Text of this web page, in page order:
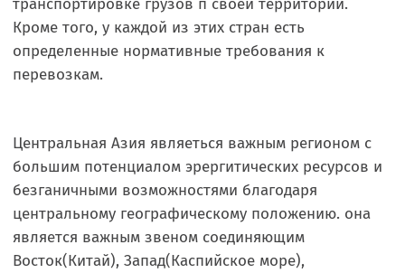
транспортировке грузов п своей территории.
Кроме того, у каждой из этих стран есть
определенные нормативные требования к
перевозкам.
Центральная Азия являеться важным регионом с
большим потенциалом эрергитических ресурсов и
безганичными возможностями благодаря
центральному географическому положению. она
является важным звеном соединяющим
Восток(Китай), Запад(Каспийское море),